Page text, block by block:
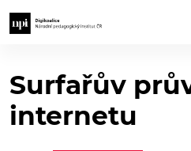
Surfařův
internetu